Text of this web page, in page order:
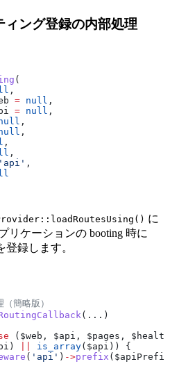
ング登録の内部処理
(
,
= null ,
= null ,
,
,
,
,
,
に
リケーションの booting 時に
登録します。
略版）
(...)
( $web , $api , $pages , $health
) is_array( $api )) {
( 'api' ) ->prefix ( $apiPrefix